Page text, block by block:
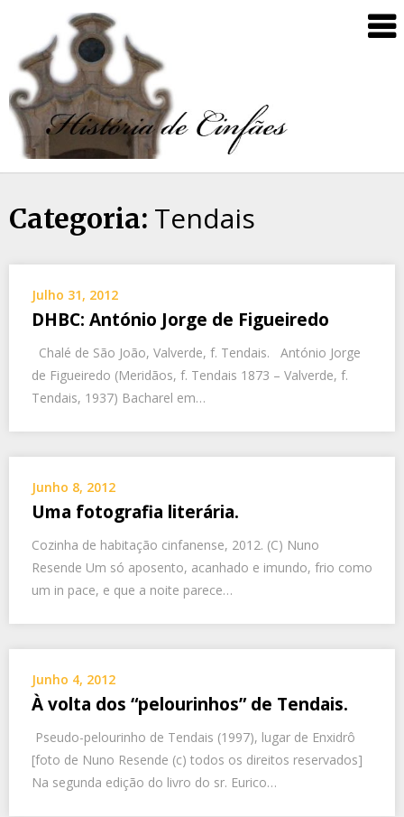
Categoria: Tendais
Julho 31, 2012
DHBC: António Jorge de Figueiredo
Chalé de São João, Valverde, f. Tendais. António Jorge
de Figueiredo (Meridãos, f. Tendais 1873 – Valverde, f.
Tendais, 1937) Bacharel em…
Junho 8, 2012
Uma fotografia literária.
Cozinha de habitação cinfanense, 2012. (C) Nuno
Resende Um só aposento, acanhado e imundo, frio como
um in pace, e que a noite parece…
Junho 4, 2012
À volta dos “pelourinhos” de Tendais.
Pseudo-pelourinho de Tendais (1997), lugar de Enxidrô
[foto de Nuno Resende (c) todos os direitos reservados]
Na segunda edição do livro do sr. Eurico…